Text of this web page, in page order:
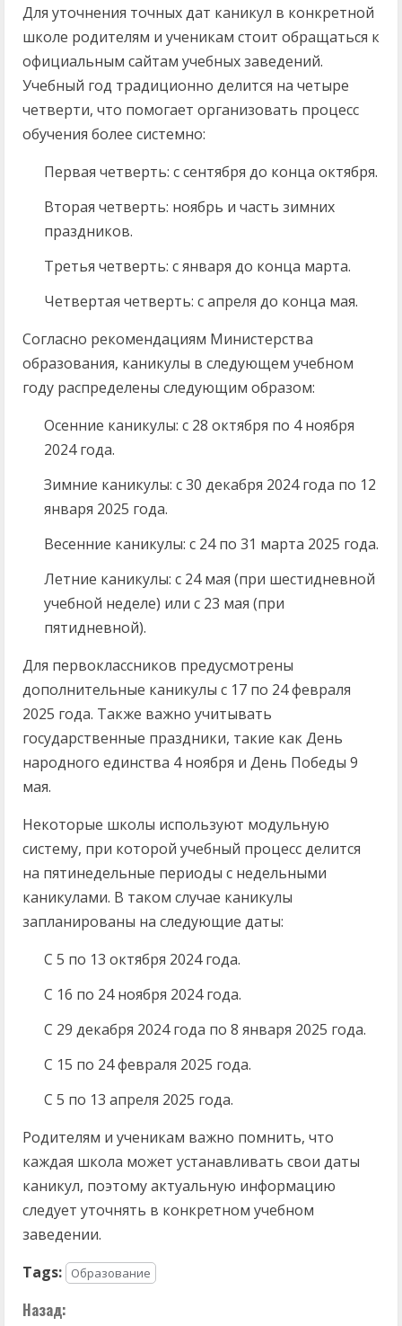
Для уточнения точных дат каникул в конкретной
школе родителям и ученикам стоит обращаться к
официальным сайтам учебных заведений.
Учебный год традиционно делится на четыре
четверти, что помогает организовать процесс
обучения более системно:
Первая четверть: с сентября до конца октября.
Вторая четверть: ноябрь и часть зимних
праздников.
Третья четверть: с января до конца марта.
Четвертая четверть: с апреля до конца мая.
Согласно рекомендациям Министерства
образования, каникулы в следующем учебном
году распределены следующим образом:
Осенние каникулы: с 28 октября по 4 ноября
2024 года.
Зимние каникулы: с 30 декабря 2024 года по 12
января 2025 года.
Весенние каникулы: с 24 по 31 марта 2025 года.
Летние каникулы: с 24 мая (при шестидневной
учебной неделе) или с 23 мая (при
пятидневной).
Для первоклассников предусмотрены
дополнительные каникулы с 17 по 24 февраля
2025 года. Также важно учитывать
государственные праздники, такие как День
народного единства 4 ноября и День Победы 9
мая.
Некоторые школы используют модульную
систему, при которой учебный процесс делится
на пятинедельные периоды с недельными
каникулами. В таком случае каникулы
запланированы на следующие даты:
С 5 по 13 октября 2024 года.
С 16 по 24 ноября 2024 года.
С 29 декабря 2024 года по 8 января 2025 года.
С 15 по 24 февраля 2025 года.
С 5 по 13 апреля 2025 года.
Родителям и ученикам важно помнить, что
каждая школа может устанавливать свои даты
каникул, поэтому актуальную информацию
следует уточнять в конкретном учебном
заведении.
Tags:
Образование
П
Назад: